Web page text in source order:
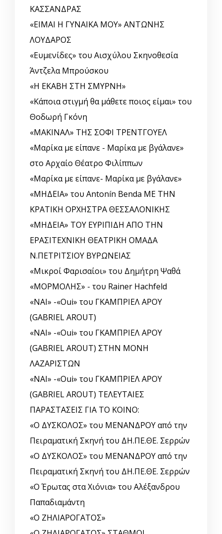
ΚΑΣΣΑΝΔΡΑΣ
«ΕΙΜΑΙ Η ΓΥΝΑΙΚΑ ΜΟΥ» ΑΝΤΩΝΗΣ
ΛΟΥΔΑΡΟΣ
«Ευμενίδες» του Αισχύλου Σκηνοθεσία
Άντζελα Μπρούσκου
«Η ΕΚΑΒΗ ΣΤΗ ΣΜΥΡΝΗ»
«Κάποια στιγμή θα μάθετε ποιος είμαι» του
Θοδωρή Γκόνη
«ΜΑΚΙΝΑΛ» ΤΗΣ ΣΟΦΙ ΤΡΕΝΤΓΟΥΕΛ
«Μαρίκα με είπανε - Μαρίκα με βγάλανε»
στο Αρχαίο Θέατρο Φιλίππων
«Μαρίκα με είπανε- Μαρίκα με βγάλανε»
«ΜΗΔΕΙΑ» του Antonín Benda ΜΕ ΤΗΝ
ΚΡΑΤΙΚΗ ΟΡΧΗΣΤΡΑ ΘΕΣΣΑΛΟΝΙΚΗΣ
«ΜΗΔΕΙΑ» ΤΟΥ ΕΥΡΙΠΙΔΗ ΑΠΟ ΤΗΝ
ΕΡΑΣΙΤΕΧΝΙΚΗ ΘΕΑΤΡΙΚΗ ΟΜΑΔΑ
Ν.ΠΕΤΡΙΤΣΙΟΥ ΒΥΡΩΝΕΙΑΣ
«Μικροί Φαρισαίοι» του Δημήτρη Ψαθά
«ΜΟΡΜΟΛΗΣ» - του Rainer Hachfeld
«ΝΑΙ» -«Oui» του ΓΚΑΜΠΡΙΕΛ ΑΡΟΥ
(GABRIEL AROUT)
«ΝΑΙ» -«Oui» του ΓΚΑΜΠΡΙΕΛ ΑΡΟΥ
(GABRIEL AROUT) ΣΤΗΝ ΜΟΝΗ
ΛΑΖΑΡΙΣΤΩΝ
«ΝΑΙ» -«Oui» του ΓΚΑΜΠΡΙΕΛ ΑΡΟΥ
(GABRIEL AROUT) ΤΕΛΕΥΤΑΙΕΣ
ΠΑΡΑΣΤΑΣΕΙΣ ΓΙΑ ΤΟ ΚΟΙΝΟ:
«Ο ΔΥΣΚΟΛΟΣ» του ΜΕΝΑΝΔΡΟΥ από την
Πειραματική Σκηνή του ΔΗ.ΠΕ.ΘΕ. Σερρών
«Ο ΔΥΣΚΟΛΟΣ» του ΜΕΝΑΝΔΡΟΥ από την
Πειραματική Σκηνή του ΔΗ.ΠΕ.ΘΕ. Σερρών
«Ο Έρωτας στα Χιόνια» του Αλέξανδρου
Παπαδιαμάντη
«Ο ΖΗΛΙΑΡΟΓΑΤΟΣ»